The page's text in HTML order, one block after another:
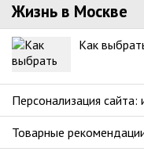
Жизнь в Москве
Как
Персонализация
Товарные